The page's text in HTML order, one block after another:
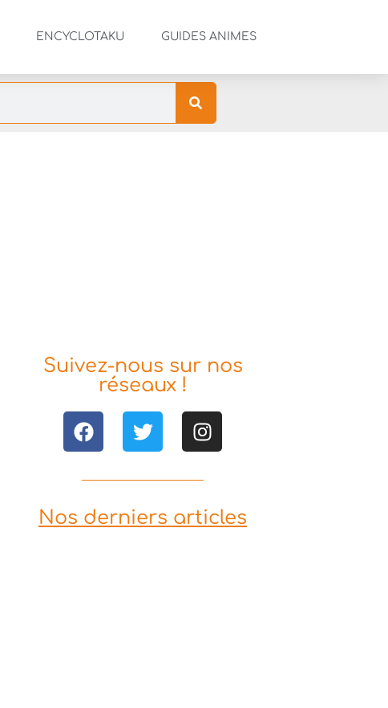
ENCYCLOTAKU GUIDES ANIMES
Suivez-nous sur nos
réseaux !
Nos derniers articles